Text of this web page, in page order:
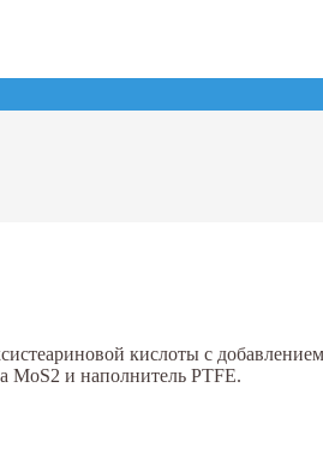
кислоты с
МoS2 и наполнитель PTFE.